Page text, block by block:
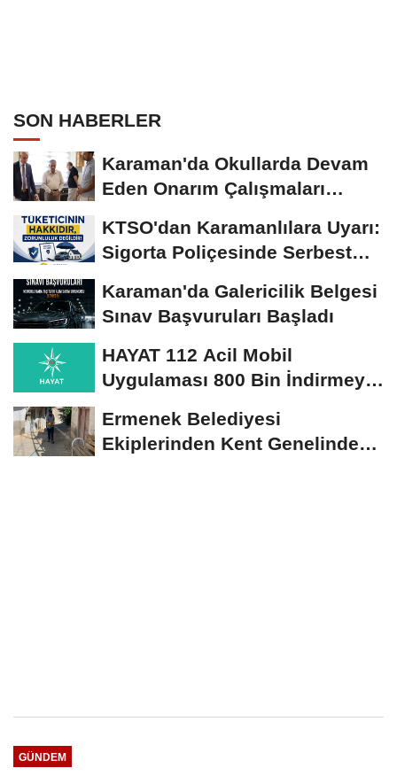
SON HABERLER
Karaman'da Okullarda Devam
Eden Onarım Çalışmaları
KTSO'dan Karamanlılara Uyarı:
Sigorta Poliçesinde Serbest
Karaman'da Galericilik Belgesi
Sınav Başvuruları Başladı
HAYAT 112 Acil Mobil
Uygulaması 800 Bin İndirmeyi
Ermenek Belediyesi
Ekiplerinden Kent Genelinde
GÜNDEM